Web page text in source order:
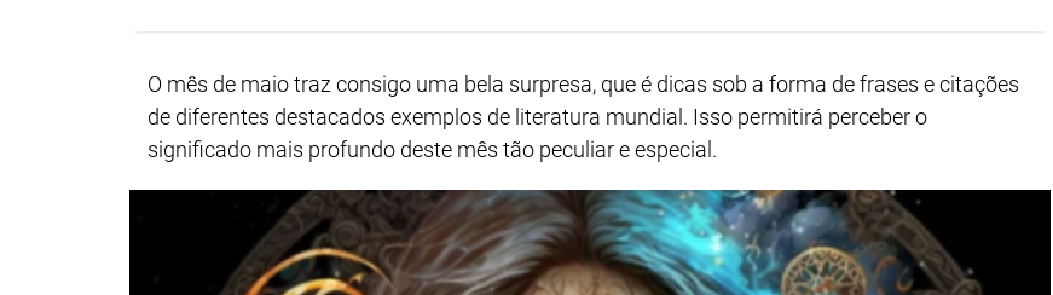
O mês de maio traz consigo uma bela surpresa, que é dicas sob a forma de frases e citações
de diferentes destacados exemplos de literatura mundial. Isso permitirá perceber o
significado mais profundo deste mês tão peculiar e especial.